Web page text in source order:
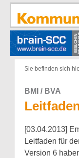
Zum
springen
Sie befinden sich
BMI / BVA
[03.04.2013]
Leitfaden für
Version 6